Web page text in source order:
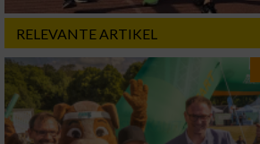
RELEVANTE ARTIKEL
Funktional
Werbung